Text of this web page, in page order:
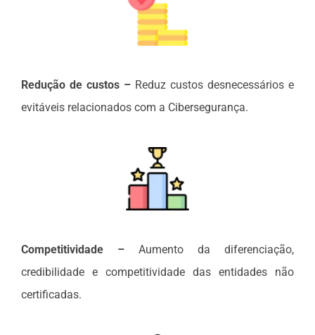
Redução de custos – Reduz custos desnecessários e
evitáveis relacionados com a Cibersegurança.
Competitividade –Aumento da diferenciação,
credibilidade e competitividade das entidades não
certificadas.